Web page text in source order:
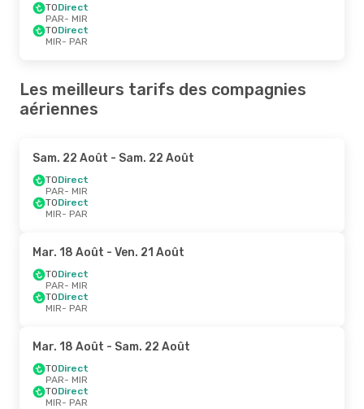
TODirect
PAR- MIR
TODirect
MIR- PAR
Les meilleurs tarifs des compagnies
aériennes
Sam. 22 Août - Sam. 22 Août
TODirect
PAR- MIR
TODirect
MIR- PAR
Mar. 18 Août - Ven. 21 Août
TODirect
PAR- MIR
TODirect
MIR- PAR
Mar. 18 Août - Sam. 22 Août
TODirect
PAR- MIR
TODirect
MIR- PAR